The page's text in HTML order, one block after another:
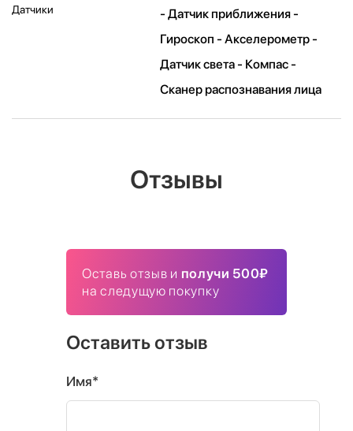
Датчики
- Датчик приближения -
Гироскоп - Акселерометр -
Датчик света - Компас -
Сканер распознавания лица
Отзывы
Оставь отзыв и получи 500₽
на следущую покупку
Оставить отзыв
Имя*